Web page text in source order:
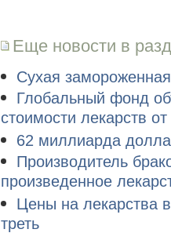
Еще новости в
Сухая
Глобальный фонд
стоимости лекарств
62 миллиарда
Производитель
произведенное
Цены на лекарства
треть